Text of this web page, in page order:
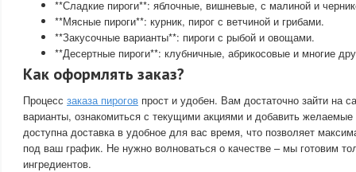
**Сладкие пироги**: яблочные, вишневые, с малиной и
**Мясные пироги**: курник, пирог с ветчиной и грибами.
**Закусочные варианты**: пироги с рыбой и овощами.
**Десертные пироги**: клубничные, абрикосовые и многие
Как оформлять заказ?
Процесс заказа пирогов прост и удобен. Вам достаточно зайти на
варианты, ознакомиться с текущими акциями и добавить желаемые
доступна доставка в удобное для вас время, что позволяет
под ваш график. Не нужно волноваться о качестве – мы готовим
ингредиентов.